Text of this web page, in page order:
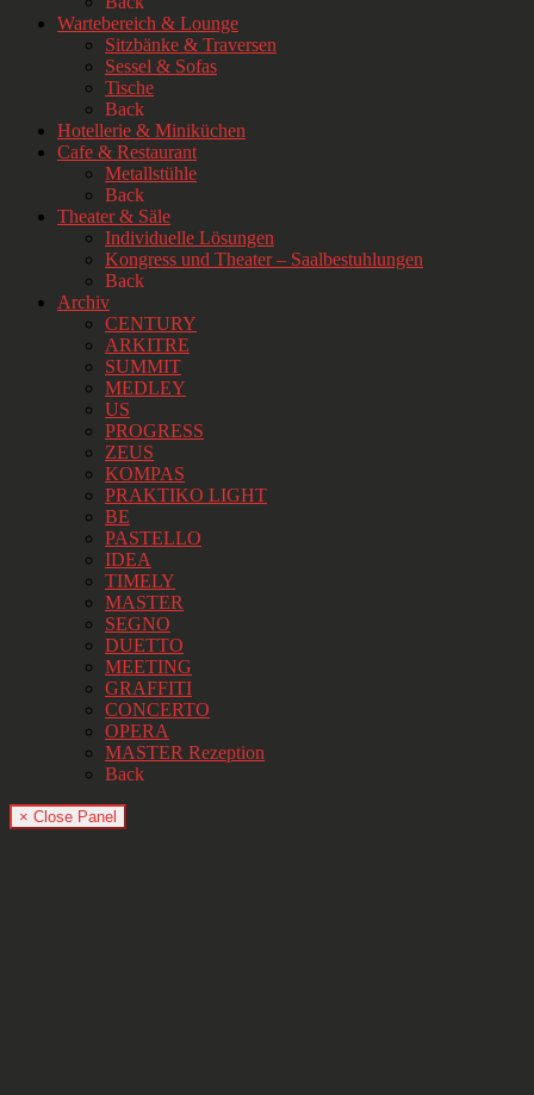
Wartebereich & Lounge
Sitzbänke & Traversen
Sessel & Sofas
Tische
Back
Hotellerie & Miniküchen
Cafe & Restaurant
Metallstühle
Back
Theater & Säle
Individuelle Lösungen
Kongress und Theater – Saalbestuhlungen
Back
Archiv
CENTURY
ARKITRE
SUMMIT
MEDLEY
US
PROGRESS
ZEUS
KOMPAS
PRAKTIKO LIGHT
BE
PASTELLO
IDEA
TIMELY
MASTER
SEGNO
DUETTO
MEETING
GRAFFITI
CONCERTO
OPERA
MASTER Rezeption
Back
× Close Panel